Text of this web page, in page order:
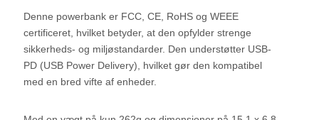
Denne powerbank er FCC, CE, RoHS og WEEE
certificeret, hvilket betyder, at den opfylder strenge
sikkerheds- og miljøstandarder. Den understøtter USB-
PD (USB Power Delivery), hvilket gør den kompatibel
med en bred vifte af enheder.